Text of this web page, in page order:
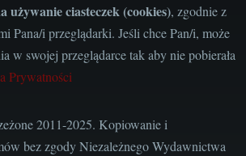
używanie ciasteczek (cookies), zgodnie z
Pana/i przeglądarki. Jeśli chce Pan/i, może
w swojej przeglądarce tak aby nie pobierała
Prywatności
2011-2025. Kopiowanie i
bez zgody Niezależnego Wydawnictwa